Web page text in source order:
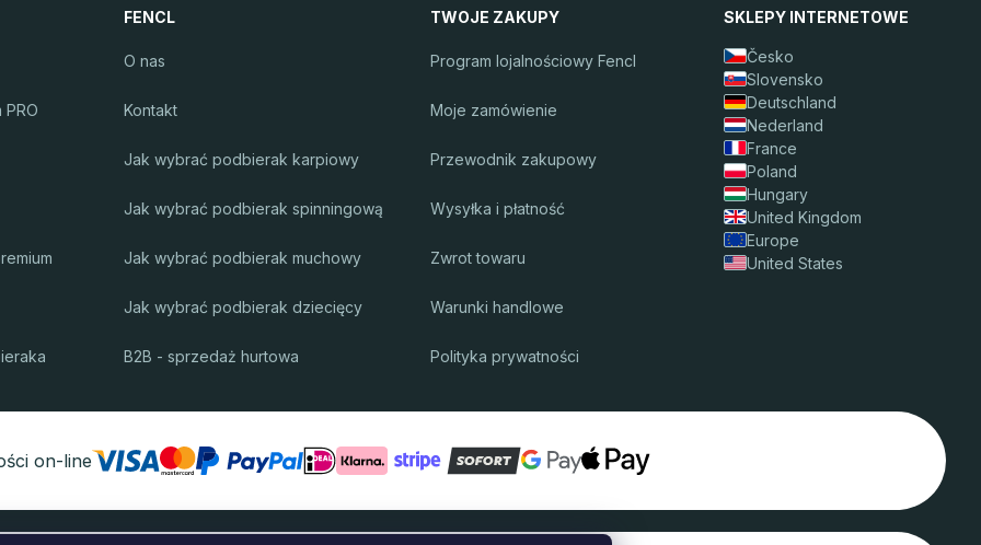
PRO
FENCL
O nas
Kontakt
Jak wybrać podbierak karpiowy
Jak wybrać podbierak spinningową
Jak wybrać podbierak muchowy
Jak wybrać podbierak dziecięcy
B2B - sprzedaż hurtowa
TWOJE ZAKUPY
Program lojalnościowy Fencl
Moje zamówienie
Przewodnik zakupowy
Wysyłka i płatność
Zwrot towaru
Warunki handlowe
Polityka prywatności
SKLEPY INTERNETOWE
Česko
Slovensko
Deutschland
Nederland
France
Poland
Hungary
United Kingdom
Europe
United States
on-line